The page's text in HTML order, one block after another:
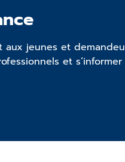
aux jeunes et
et